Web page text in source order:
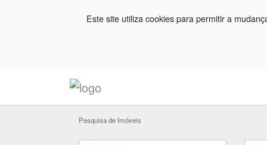
Este site utiliza cookies para permitir a
Pesquisa de Imóveis